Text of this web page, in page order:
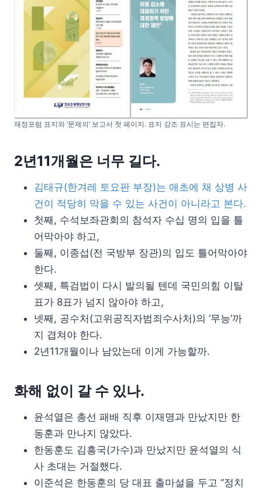
재정포럼 표지와 ‘문제의’ 보고서 첫 페이지. 표지 강조 표시는 편집자.
2년11개월은 너무 길다.
김태규(한겨레 토요판 부장)는 애초에 채 상병 사
건이 적당히 막을 수 있는 사건이 아니라고 본다.
첫째, 수석보좌관회의 참석자 수십 명의 입을 틀
어막아야 하고,
둘째, 이종섭(전 국방부 장관)의 입도 틀어막아야
한다.
셋째, 특검법이 다시 발의될 텐데 국민의힘 이탈
표가 8표가 넘지 않아야 하고,
넷째, 공수처(고위공직자범죄수사처)의 ‘무능’까
지 겹쳐야 한다.
2년11개월이나 남았는데 이게 가능할까.
화해 없이 갈 수 있나.
윤석열은 총선 패배 직후 이재명과 만났지만 한
동훈과 만나지 않았다.
한동훈도 김흥국(가수)과 만났지만 윤석열의 식
사 초대는 거절했다.
이준석은 한동훈의 당 대표 출마설을 두고 ”정치